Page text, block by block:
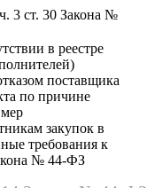
3 ст. 30 Закона №
в реестре
поставщика
по причине
закупок в
требования к
№ 44-ФЗ